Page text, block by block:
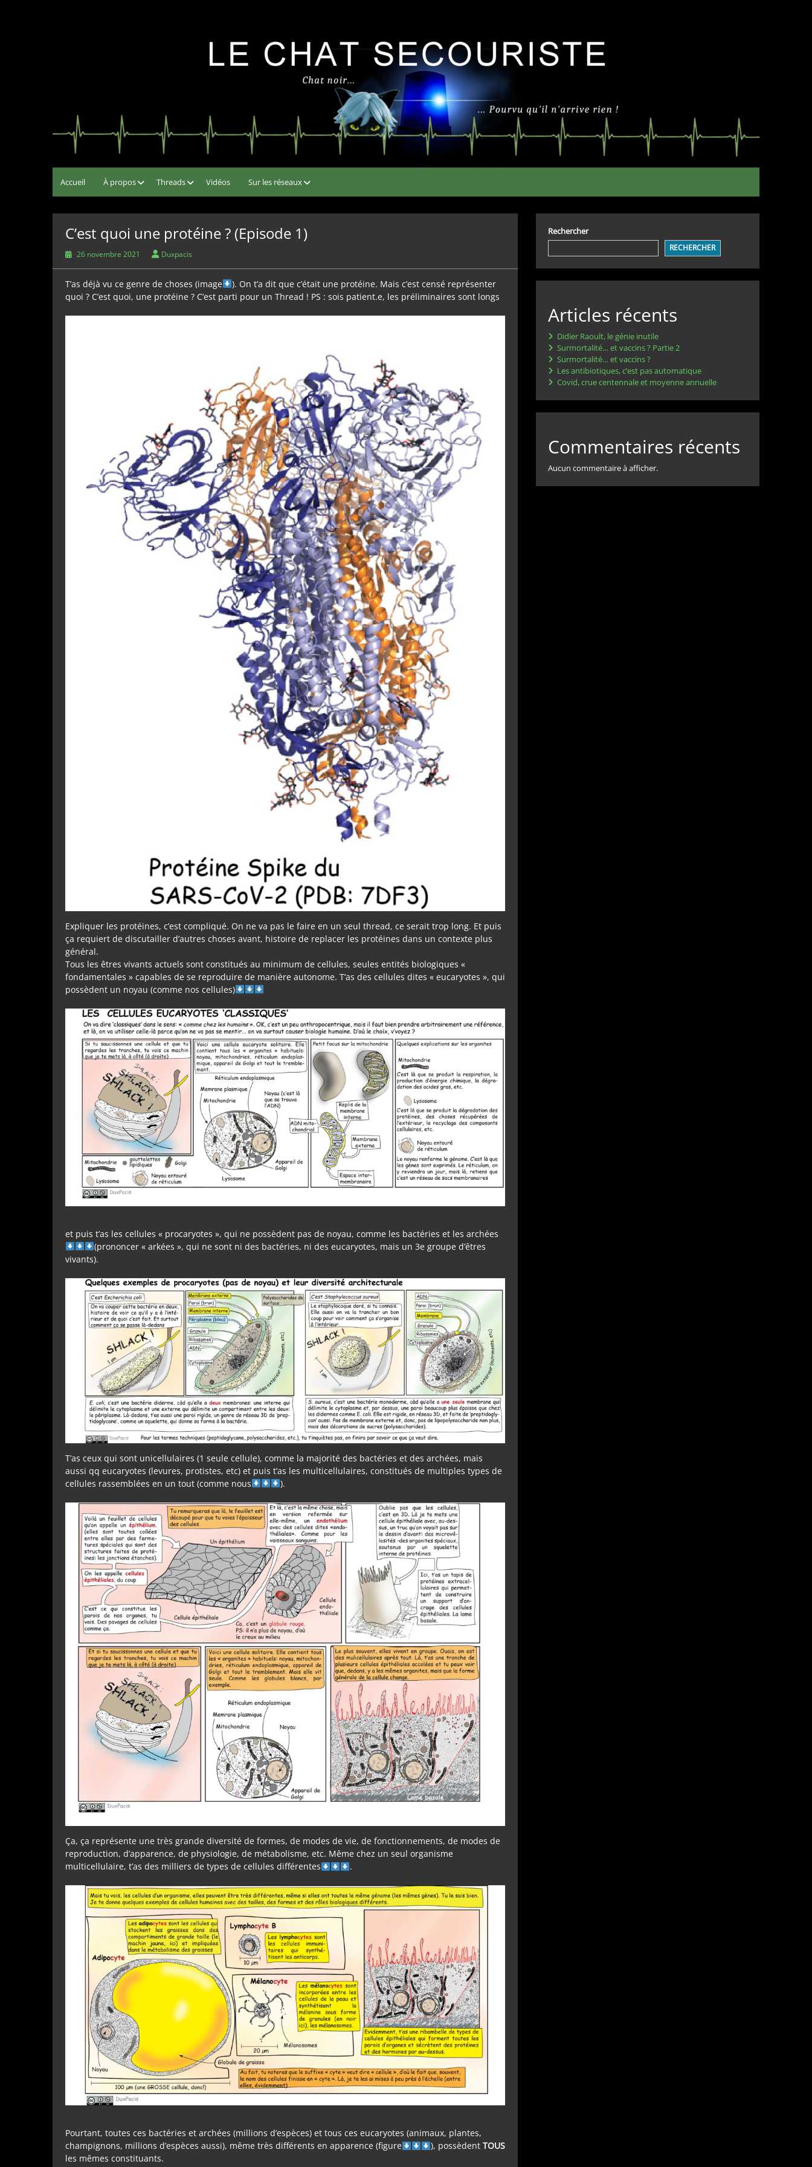
Accueil À propos Threads Vidéos Sur les réseaux
C’est quoi une protéine ? (Episode 1)
26 novembre 2021 Duxpacis
T’as déjà vu ce genre de choses (image
). On t’a dit que c’était une protéine. Mais c’est censé représenter
quoi ? C’est quoi, une protéine ? C’est parti pour un Thread ! PS : sois patient.e, les préliminaires sont longs
Expliquer les protéines, c’est compliqué. On ne va pas le faire en un seul thread, ce serait trop long. Et puis
ça requiert de discutailler d’autres choses avant, histoire de replacer les protéines dans un contexte plus
général.
Tous les êtres vivants actuels sont constitués au minimum de cellules, seules entités biologiques «
fondamentales » capables de se reproduire de manière autonome. T’as des cellules dites « eucaryotes », qui
possèdent un noyau (comme nos cellules)
et puis t’as les cellules « procaryotes », qui ne possèdent pas de noyau, comme les bactéries et les archées
(prononcer « arkées », qui ne sont ni des bactéries, ni des eucaryotes, mais un 3e groupe d’êtres
vivants).
T’as ceux qui sont unicellulaires (1 seule cellule), comme la majorité des bactéries et des archées, mais
aussi qq eucaryotes (levures, protistes, etc) et puis t’as les multicellulaires, constitués de multiples types de
cellules rassemblées en un tout (comme nous
).
Ça, ça représente une très grande diversité de formes, de modes de vie, de fonctionnements, de modes de
reproduction, d’apparence, de physiologie, de métabolisme, etc. Même chez un seul organisme
multicellulaire, t’as des milliers de types de cellules différentes
.
Pourtant, toutes ces bactéries et archées (millions d’espèces) et tous ces eucaryotes (animaux, plantes,
champignons, millions d’espèces aussi), même très différents en apparence (figure
), possèdent TOUS
les mêmes constituants.
Rechercher
RECHERCHER
Articles récents
Didier Raoult, le génie inutile
Surmortalité… et vaccins ? Partie 2
Surmortalité… et vaccins ?
Les antibiotiques, c’est pas automatique
Covid, crue centennale et moyenne annuelle
Commentaires récents
Aucun commentaire à afficher.